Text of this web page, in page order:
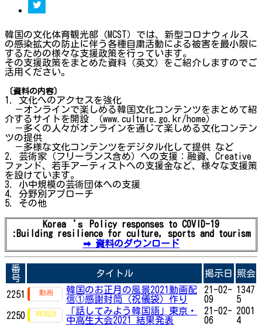
韓国の文化体育観光部（MCST）では、新型コロナウィルス
の感染拡大の防止に伴う各種自粛活動による被害を最小限に
するための様々な支援政策を行っています。
その支援政策をまとめた資料（英文）をご紹介しますのでご
活用ください。
〔資料の内容〕
1. 文化へのアクセスを強化
－オンラインで楽しめる韓国文化コンテンツをまとめて紹
介するサイトを開設 （www.culture.go.kr/home）
－多くの人々がオンラインを通じて楽しめる文化コンテン
ツの提供
－多様な文化コンテンツをデジタル化して提供 など
2. 芸術家（フリーランス含め）への支援：融資、Creative
ファンド、若手アーティストへの支援金など、様々な支援策
を設けています。
3. 小中規模の芸術団体への支援
4. 分野別アプローチ
5. その他
Korea‘ｓ Policy responses to COVID-19
:Building resilience for culture, sports and tourism
➡ 資料のダウンロード
番
号
タイトル 掲示日 照会
2251
韓国のお正月の風景2021動画配
信①感謝封筒（祝儀袋）作り
21-02-
09
1347
5
2250
「話してみよう韓国語」東京・
中高生大会2021 結果発表
21-02-
06
2001
4